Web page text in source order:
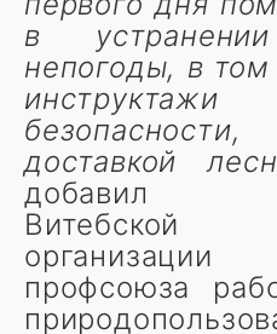
в
непогоды, в
доставкой
добавил
Витебской
организации
профсоюза